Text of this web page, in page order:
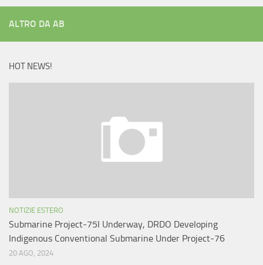
ALTRO DA AB
HOT NEWS!
NOTIZIE ESTERO
Submarine Project-75I Underway, DRDO Developing
Indigenous Conventional Submarine Under Project-76
20 AGO, 2024